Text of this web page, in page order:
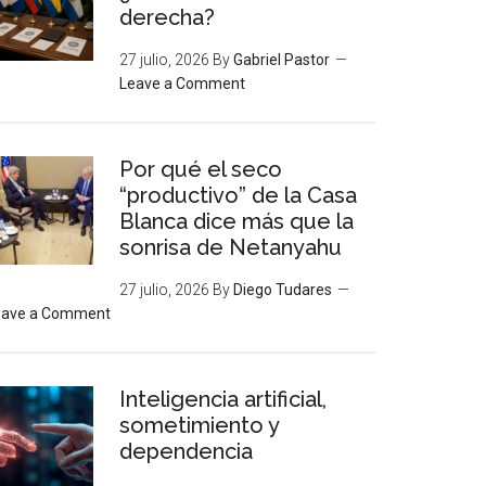
derecha?
27 julio, 2026 ByGabriel Pastor
Leave a Comment
Por qué el seco
“productivo” de la Casa
Blanca dice más que la
sonrisa de Netanyahu
27 julio, 2026 By Diego Tudares
a Comment
Inteligencia artificial,
sometimiento y
dependencia